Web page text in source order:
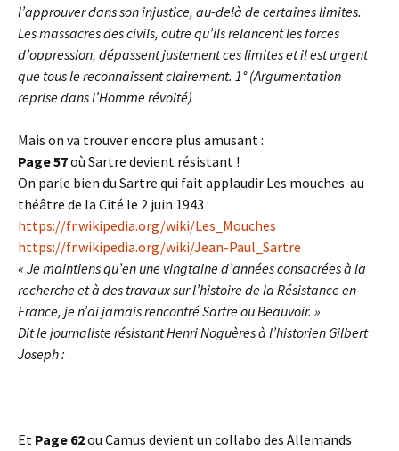
l’approuver dans son injustice, au-delà de certaines limites.
Les massacres des civils, outre qu’ils relancent les forces
d’oppression, dépassent justement ces limites et il est urgent
que tous le reconnaissent clairement. 1° (Argumentation
reprise dans l’Homme révolté)
Mais on va trouver encore plus amusant :
Page 57où Sartre devient résistant !
On parle bien du Sartre qui fait applaudir Les mouches au
théâtre de la Cité le 2 juin 1943 :
https://fr.wikipedia.org/wiki/Les_Mouches
https://fr.wikipedia.org/wiki/Jean-Paul_Sartre
« Je maintiens qu’en une vingtaine d’années consacrées à la
recherche et à des travaux sur l’histoire de la Résistance en
France, je n’ai jamais rencontré Sartre ou Beauvoir. »
Dit le journaliste résistant Henri Noguères à l’historien Gilbert
Joseph :
Et Page 62ou Camus devient un collabo des Allemands